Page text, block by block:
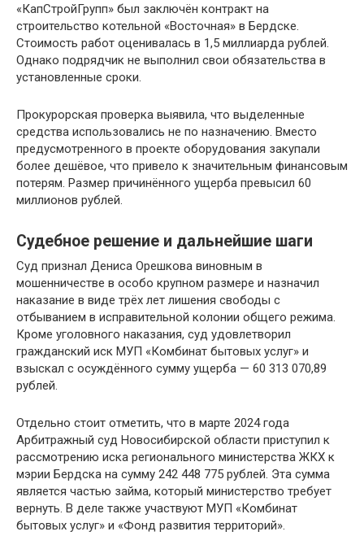
«КапСтройГрупп» был заключён контракт на
строительство котельной «Восточная» в Бердске.
Стоимость работ оценивалась в 1,5 миллиарда рублей.
Однако подрядчик не выполнил свои обязательства в
установленные сроки.
Прокурорская проверка выявила, что выделенные
средства использовались не по назначению. Вместо
предусмотренного в проекте оборудования закупали
более дешёвое, что привело к значительным финансовым
потерям. Размер причинённого ущерба превысил 60
миллионов рублей.
Судебное решение и дальнейшие шаги
Суд признал Дениса Орешкова виновным в
мошенничестве в особо крупном размере и назначил
наказание в виде трёх лет лишения свободы с
отбыванием в исправительной колонии общего режима.
Кроме уголовного наказания, суд удовлетворил
гражданский иск МУП «Комбинат бытовых услуг» и
взыскал с осуждённого сумму ущерба — 60 313 070,89
рублей.
Отдельно стоит отметить, что в марте 2024 года
Арбитражный суд Новосибирской области приступил к
рассмотрению иска регионального министерства ЖКХ к
мэрии Бердска на сумму 242 448 775 рублей. Эта сумма
является частью займа, который министерство требует
вернуть. В деле также участвуют МУП «Комбинат
бытовых услуг» и «Фонд развития территорий».